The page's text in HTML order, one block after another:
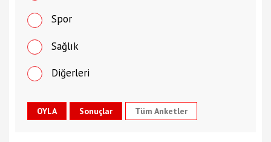
Spor
Sağlık
Diğerleri
Tüm Anketler